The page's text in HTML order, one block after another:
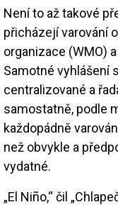
Není to až takové
přicházejí varování
organizace (WMO)
Samotné vyhlášení
centralizované a
samostatně, podle
každopádně
než obvykle a
vydatné.
„El Niño,“ čil